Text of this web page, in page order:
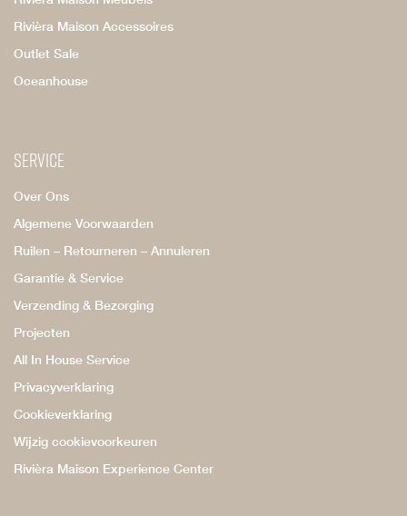
Rivièra Maison Accessoires
Outlet Sale
Oceanhouse
Service
Over Ons
Algemene Voorwaarden
Ruilen – Retourneren – Annuleren
Garantie & Service
Verzending & Bezorging
Projecten
All In House Service
Privacyverklaring
Cookieverklaring
Wijzig cookievoorkeuren
Rivièra Maison Experience Center